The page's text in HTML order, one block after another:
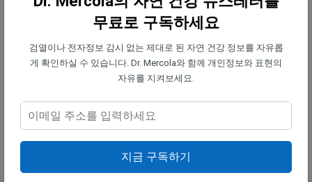
근 주스를 마시는 것이 단일 영양소 보충제에만 의존
하는 것보다 더 현명하고 완벽한 선택이다.
당근 섬유질을 추가하기 전 장내 환경을 재
당근 유래 RG-I 섬유질을 섭취하기 전에 장내 환경을
준비하는 것이 중요하다. 만약 소화 기관에 이미 염증
이 있거나 불안정하다면, 아무리 정밀한 유형이라 할
무료로 구독하세요
검열이나 전자정보 감시 없는 제대로 된 자연 건강 정보를 자유롭
게 확인하실 수 있습니다. Dr. Mercola와 함께 개인정보와 표현의
자유를 지켜보세요.
지금 구독하기